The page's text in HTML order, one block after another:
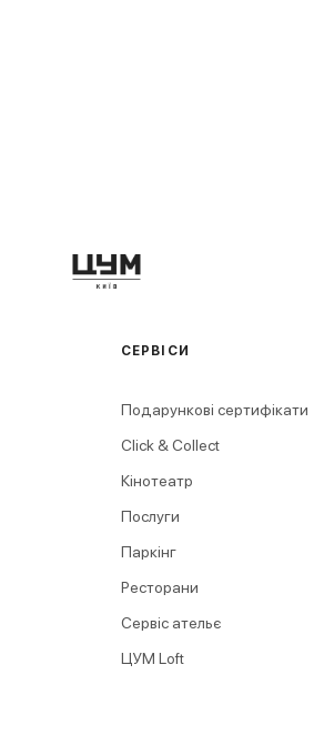
СЕРВІСИ
Подарункові сертифікати
Click & Collect
Кінотеатр
Послуги
Паркінг
Ресторани
Сервіс ательє
ЦУМ Loft